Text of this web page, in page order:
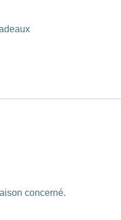
concerné.